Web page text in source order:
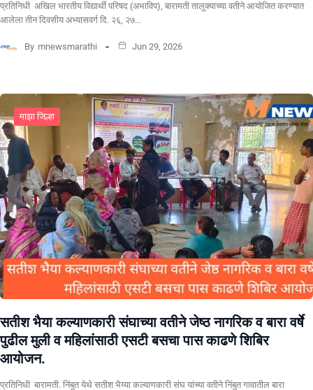
प्रतिनिधी अखिल भारतीय विद्यार्थी परिषद (अभाविप), बारामती तालुक्याच्या वतीने आयोजित करण्यात
आलेला तीन दिवसीय अभ्यासवर्ग दि. २६, २७…
By mnewsmarathi Jun 29, 2026
माझा जिल्हा
सतीश भैया कल्याणकारी संघाच्या वतीने जेष्ठ नागरिक व बारा वर्षे
पुढील मुली व महिलांसाठी एसटी बसचा पास काढणे शिबिर
आयोजन.
प्रतिनिधी बारामती. निंबुत येथे सतीश भैय्या कल्याणकारी संघ यांच्या वतीने निंबुत गावातील बारा